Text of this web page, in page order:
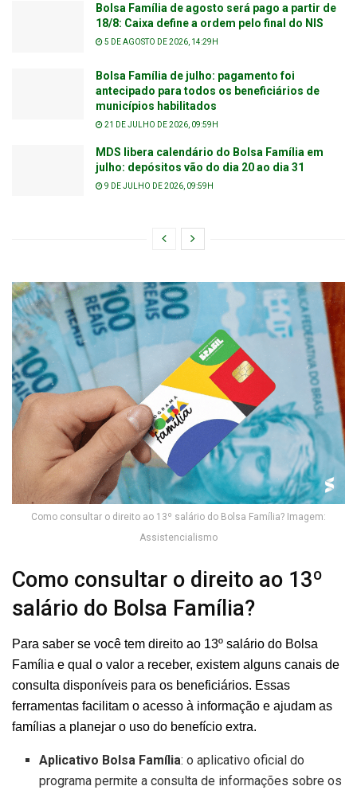
Bolsa Família de agosto será pago a partir de
18/8: Caixa define a ordem pelo final do NIS
5 DE AGOSTO DE 2026, 14:29H
Bolsa Família de julho: pagamento foi
antecipado para todos os beneficiários de
municípios habilitados
21 DE JULHO DE 2026, 09:59H
MDS libera calendário do Bolsa Família em
julho: depósitos vão do dia 20 ao dia 31
9 DE JULHO DE 2026, 09:59H
Como consultar o direito ao 13º salário do Bolsa Família? Imagem:
Assistencialismo
Como consultar o direito ao 13º
salário do Bolsa Família?
Para saber se você tem direito ao 13º salário do Bolsa
Família e qual o valor a receber, existem alguns canais de
consulta disponíveis para os beneficiários. Essas
ferramentas facilitam o acesso à informação e ajudam as
famílias a planejar o uso do benefício extra.
Aplicativo Bolsa Família: o aplicativo oficial do
programa permite a consulta de informações sobre os